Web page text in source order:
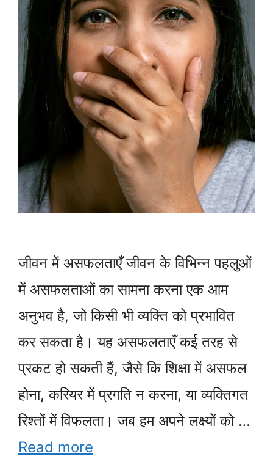
जीवन में असफलताएँ जीवन के विभिन्न पहलुओं
में असफलताओं का सामना करना एक आम
अनुभव है, जो किसी भी व्यक्ति को प्रभावित
कर सकता है। यह असफलताएँ कई तरह से
प्रकट हो सकती हैं, जैसे कि शिक्षा में असफल
होना, करियर में प्रगति न करना, या व्यक्तिगत
रिश्तों में विफलता। जब हम अपने लक्ष्यों को …
Read more